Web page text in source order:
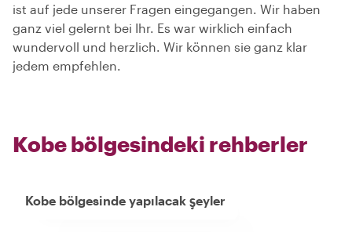
ist auf jede unserer Fragen eingegangen. Wir haben
ganz viel gelernt bei Ihr. Es war wirklich einfach
wundervoll und herzlich. Wir können sie ganz klar
jedem empfehlen.
Kobe bölgesindeki rehberler
Kobe bölgesinde yapılacak şeyler